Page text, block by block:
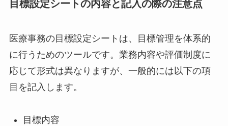
目標設定シートの内容と記入の際の注意点
医療事務の目標設定シートは、目標管理を体系的
に行うためのツールです。業務内容や評価制度に
応じて形式は異なりますが、一般的には以下の項
目を記入します。
目標内容